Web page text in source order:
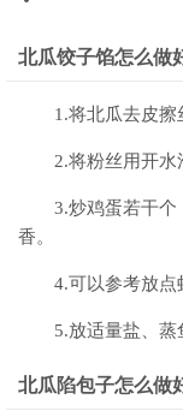
北瓜饺子馅怎么做
1.将北瓜去皮擦
2.将粉丝用开水
3.炒鸡蛋若干
香。
4.可以参考放点
5.放适量盐、蒸
北瓜陷包子怎么做